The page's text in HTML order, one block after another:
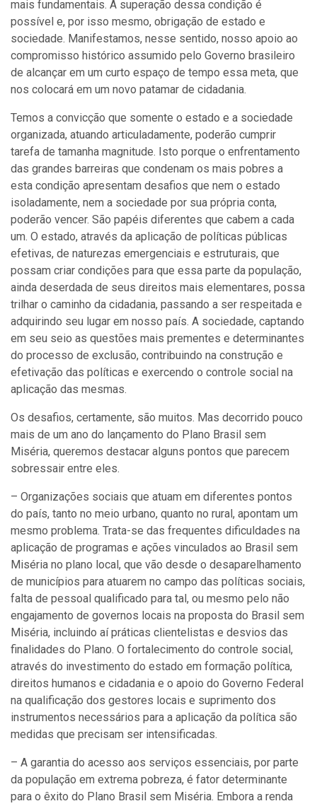
mais fundamentais. A superação dessa condição é
possível e, por isso mesmo, obrigação de estado e
sociedade. Manifestamos, nesse sentido, nosso apoio ao
compromisso histórico assumido pelo Governo brasileiro
de alcançar em um curto espaço de tempo essa meta, que
nos colocará em um novo patamar de cidadania.
Temos a convicção que somente o estado e a sociedade
organizada, atuando articuladamente, poderão cumprir
tarefa de tamanha magnitude. Isto porque o enfrentamento
das grandes barreiras que condenam os mais pobres a
esta condição apresentam desafios que nem o estado
isoladamente, nem a sociedade por sua própria conta,
poderão vencer. São papéis diferentes que cabem a cada
um. O estado, através da aplicação de políticas públicas
efetivas, de naturezas emergenciais e estruturais, que
possam criar condições para que essa parte da população,
ainda deserdada de seus direitos mais elementares, possa
trilhar o caminho da cidadania, passando a ser respeitada e
adquirindo seu lugar em nosso país. A sociedade, captando
em seu seio as questões mais prementes e determinantes
do processo de exclusão, contribuindo na construção e
efetivação das políticas e exercendo o controle social na
aplicação das mesmas.
Os desafios, certamente, são muitos. Mas decorrido pouco
mais de um ano do lançamento do Plano Brasil sem
Miséria, queremos destacar alguns pontos que parecem
sobressair entre eles.
– Organizações sociais que atuam em diferentes pontos
do país, tanto no meio urbano, quanto no rural, apontam um
mesmo problema. Trata-se das frequentes dificuldades na
aplicação de programas e ações vinculados ao Brasil sem
Miséria no plano local, que vão desde o desaparelhamento
de municípios para atuarem no campo das políticas sociais,
falta de pessoal qualificado para tal, ou mesmo pelo não
engajamento de governos locais na proposta do Brasil sem
Miséria, incluindo aí práticas clientelistas e desvios das
finalidades do Plano. O fortalecimento do controle social,
através do investimento do estado em formação política,
direitos humanos e cidadania e o apoio do Governo Federal
na qualificação dos gestores locais e suprimento dos
instrumentos necessários para a aplicação da política são
medidas que precisam ser intensificadas.
– A garantia do acesso aos serviços essenciais, por parte
da população em extrema pobreza, é fator determinante
para o êxito do Plano Brasil sem Miséria. Embora a renda